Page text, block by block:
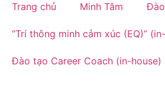
Trang chủ Minh Tâm
“Trí thông minh cảm xúc (EQ)”
Đào tạo Career Coach (in-house)